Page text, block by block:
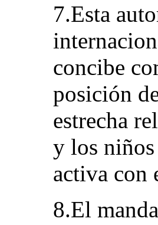
7.Esta
concibe
posición
estrecha
y los niños
activa con
8.El